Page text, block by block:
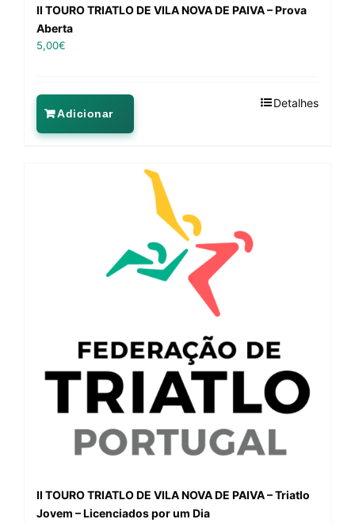
II TOURO TRIATLO DE VILA NOVA DE PAIVA – Prova
Aberta
5,00€
Adicionar
Detalhes
II TOURO TRIATLO DE VILA NOVA DE PAIVA – Triatlo
Jovem – Licenciados por um Dia